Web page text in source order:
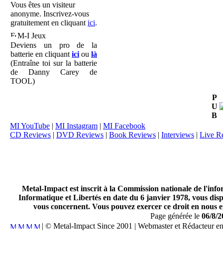
Vous êtes un visiteur
anonyme. Inscrivez-vous
gratuitement en cliquant ici.
M-I Jeux
Deviens un pro de la
batterie en cliquant ici ou là
(Entraîne toi sur la batterie
de Danny Carey de
TOOL)
P
U
B
MI YouTube | MI Instagram | MI Facebook
CD Reviews | DVD Reviews | Book Reviews | Interviews | Live
Metal-Impact est inscrit à la Commission nationale de
Informatique et Libertés en date du 6 janvier 1978, vous
vous concernent. Vous pouvez exercer ce droit en
Page générée le 06/8/
| © Metal-Impact Since 2001 | Webmaster et Rédacteur